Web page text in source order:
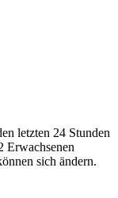
letzten 24 Stunden
Erwachsenen
sich ändern.